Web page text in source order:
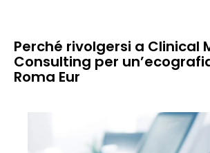
Perché rivolgersi a Clinical
Consulting per
Roma Eur